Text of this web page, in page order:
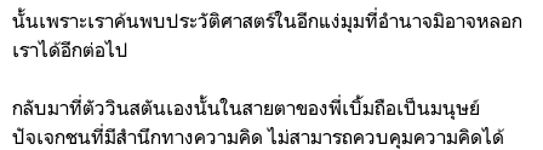
นั้นเพราะเราค้นพบประวัติศาสตร์ในอีกแง่มุมที่อำนาจมิอาจหลอก
เราได้อีกต่อไป
กลับมาที่ตัววินสตันเองนั้นในสายตาของพี่เบิ้มถือเป็นมนุษย์
ปัจเจกชนที่มีสำนึกทางความคิด ไม่สามารถควบคุมความคิดได้